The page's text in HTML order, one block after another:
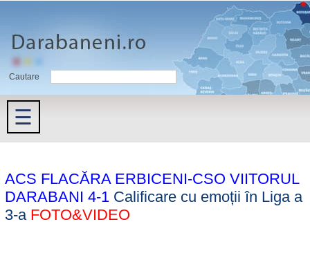
Cautare
☰
ACS FLACĂRA ERBICENI-CSO VIITORUL
DARABANI 4-1Calificare cu emoții în Liga a
3-a FOTO&VIDEO